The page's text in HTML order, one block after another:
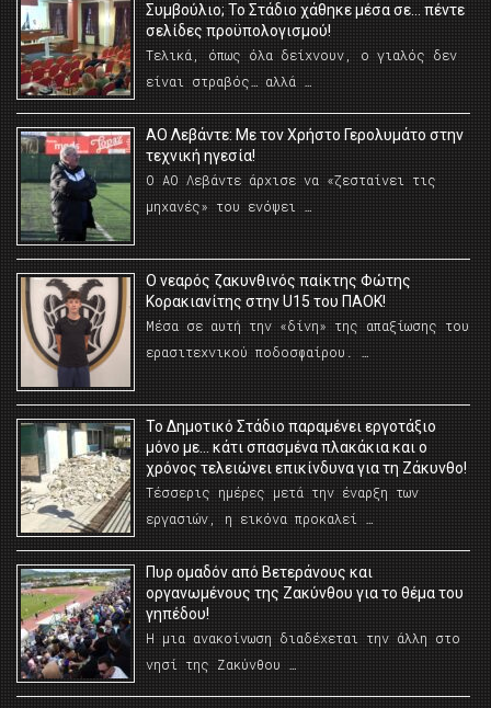
Συμβούλιο; Το Στάδιο χάθηκε μέσα σε… πέντε
σελίδες προϋπολογισμού!
Τελικά, όπως όλα δείχνουν, ο γιαλός δεν
είναι στραβός… αλλά …
ΑΟ Λεβάντε: Με τον Χρήστο Γερολυμάτο στην
τεχνική ηγεσία!
Ο ΑΟ Λεβάντε άρχισε να «ζεσταίνει τις
μηχανές» του ενόψει …
O νεαρός ζακυνθινός παίκτης Φώτης
Κορακιανίτης στην U15 του ΠΑΟΚ!
Μέσα σε αυτή την «δίνη» της απαξίωσης του
ερασιτεχνικού ποδοσφαίρου. …
Το Δημοτικό Στάδιο παραμένει εργοτάξιο
μόνο με… κάτι σπασμένα πλακάκια και ο
χρόνος τελειώνει επικίνδυνα για τη Ζάκυνθο!
Τέσσερις ημέρες μετά την έναρξη των
εργασιών, η εικόνα προκαλεί …
Πυρ ομαδόν από Βετεράνους και
οργανωμένους της Ζακύνθου για το θέμα του
γηπέδου!
Η μια ανακοίνωση διαδέχεται την άλλη στο
νησί της Ζακύνθου …